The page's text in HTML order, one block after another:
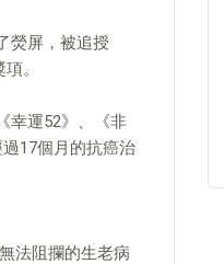
熒屏，被追授
。
幸運52》、《非
17個月的抗癌治
法阻攔的生老病